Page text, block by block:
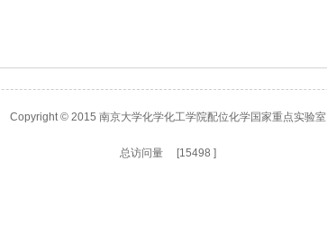
Copyright © 2015 南京大学化学化工学院配位化学国家重点实验室
总访问量 [15498 ]